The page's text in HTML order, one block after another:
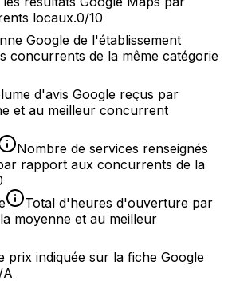
locaux.0/10
Google de l'établissement
concurrents de la même catégorie
d'avis Google reçus par
et au meilleur concurrent
Nombre de services renseignés
rapport aux concurrents de la
Total d'heures d'ouverture par
moyenne et au meilleur
prix indiquée sur la fiche Google
A